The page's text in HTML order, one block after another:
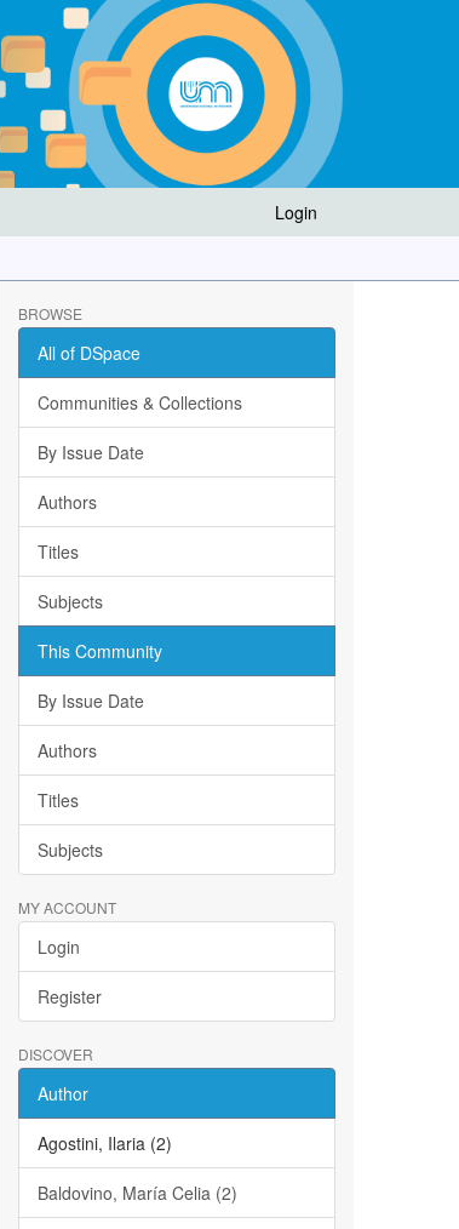
Login
BROWSE
All of DSpace
Communities & Collections
By Issue Date
Authors
Titles
Subjects
This Community
By Issue Date
Authors
Titles
Subjects
MY ACCOUNT
Login
Register
DISCOVER
Author
Agostini, Ilaria (2)
Baldovino, María Celia (2)